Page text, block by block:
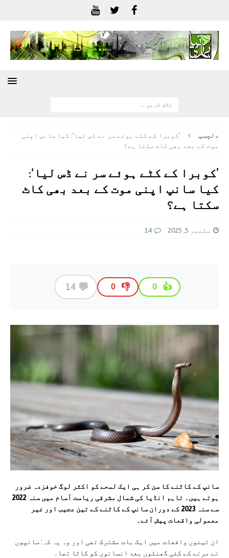
دلچسپ
’کوبرا کے کٹے ہوئے سر نے ڈس لیا‘: کیا سانپ اپنی
موت کے بعد بھی کاٹ سکتا ہے؟
’کوبرا کے کٹے ہوئے سر نے ڈس لیا‘:
کیا سانپ اپنی موت کے بعد بھی کاٹ
سکتا ہے؟
ستمبر 5, 2025 14
👍
0
👎
0
💬
14
سانپ کے کاٹنے کا سن کر ہی ایک لمحے کو اکثر لوگ خوفزدہ ضرور
ہوتے ہیں۔ تاہم انڈیا کی شمال مشرقی ریاست آسام میں سنہ 2022
سے سنہ 2023 کے دوران سانپ کے کاٹنے کے تین عجیب اور غیر
معمولی واقعات پیش آئے۔
ان تینوں واقعات میں ایک بات مشترک تھی اور وہ یہ کہ: سانپوں
نے مرنے کے کئی گھنٹوں بعد انسانوں کو کاٹا تھا۔